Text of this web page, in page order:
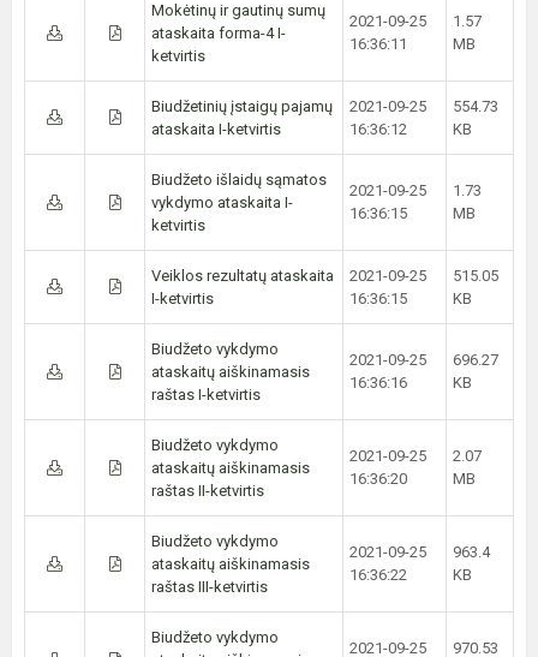
Mokėtinų ir gautinų sumų
ataskaita forma-4 I-
ketvirtis
2021-09-25
16:36:11
1.57
MB
Biudžetinių įstaigų pajamų
ataskaita I-ketvirtis
2021-09-25
16:36:12
554.73
KB
Biudžeto išlaidų sąmatos
vykdymo ataskaita I-
ketvirtis
2021-09-25
16:36:15
1.73
MB
Veiklos rezultatų ataskaita
I-ketvirtis
2021-09-25
16:36:15
515.05
KB
Biudžeto vykdymo
ataskaitų aiškinamasis
raštas I-ketvirtis
2021-09-25
16:36:16
696.27
KB
Biudžeto vykdymo
ataskaitų aiškinamasis
raštas II-ketvirtis
2021-09-25
16:36:20
2.07
MB
Biudžeto vykdymo
ataskaitų aiškinamasis
raštas III-ketvirtis
2021-09-25
16:36:22
963.4
KB
Biudžeto vykdymo
2021-09-25 970.53